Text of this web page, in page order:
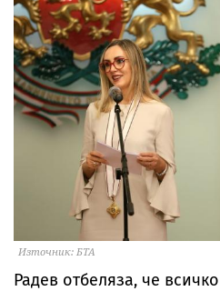
Източник: БТА
Радев отбеляза, че